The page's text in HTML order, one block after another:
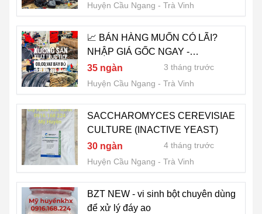
Huyện Cầu Ngang
Trà Vinh
📈 BÁN HÀNG MUỐN CÓ LÃI?
NHẬP GIÁ GỐC NGAY -
0822.879.469 (HẢO)
35 ngàn
3 tháng trước
Huyện Cầu Ngang
Trà Vinh
SACCHAROMYCES CEREVISIAE
CULTURE (INACTIVE YEAST)
30 ngàn
4 tháng trước
Huyện Cầu Ngang
Trà Vinh
BZT NEW - vi sinh bột chuyên dùng
để xử lý đáy ao